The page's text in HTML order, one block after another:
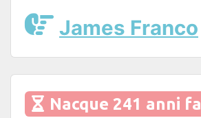
James Franco
Nacque 241 anni fa